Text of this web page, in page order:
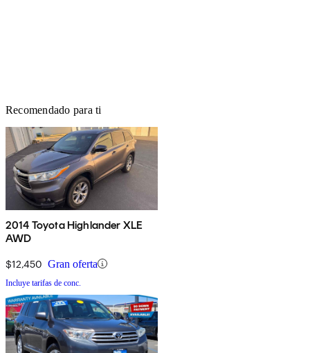
Recomendado para ti
2014 Toyota Highlander XLE
AWD
$12,450 Gran oferta
Incluye tarifas de conc.